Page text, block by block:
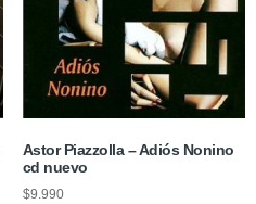
Astor Piazzolla – Adiós Nonino
cd nuevo
$9.990